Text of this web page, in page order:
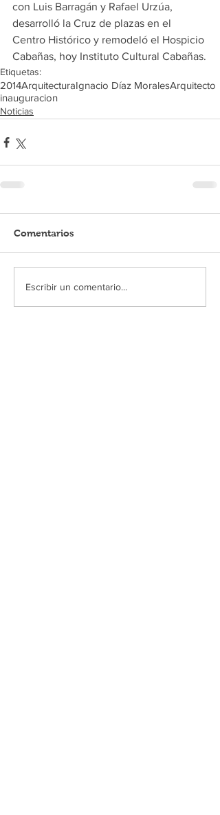
con Luis Barragán y Rafael Urzúa,
desarrolló la Cruz de plazas en el
Centro Histórico y remodeló el Hospicio
Cabañas, hoy Instituto Cultural Cabañas.
Etiquetas:
2014ArquitecturaIgnacio Díaz MoralesArquitecto
inauguracion
Noticias
Comentarios
Escribir un comentario...